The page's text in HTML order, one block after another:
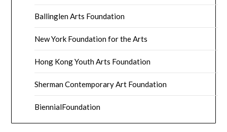
Ballinglen Arts Foundation
New York Foundation for the Arts
Hong Kong Youth Arts Foundation
Sherman Contemporary Art Foundation
BiennialFoundation